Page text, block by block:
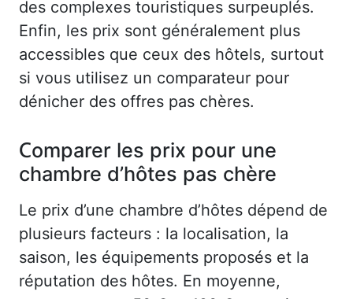
des complexes touristiques surpeuplés.
Enfin, les prix sont généralement plus
accessibles que ceux des hôtels, surtout
si vous utilisez un comparateur pour
dénicher des offres pas chères.
Comparer les prix pour une
chambre d’hôtes pas chère
Le prix d’une chambre d’hôtes dépend de
plusieurs facteurs : la localisation, la
saison, les équipements proposés et la
réputation des hôtes. En moyenne,